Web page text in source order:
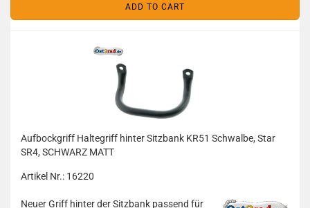
ADD TO CART
Aufbockgriff Haltegriff hinter Sitzbank KR51 Schwalbe, Star
SR4, SCHWARZ MATT
Artikel Nr.: 16220
Neuer Griff hinter der Sitzbank passend für